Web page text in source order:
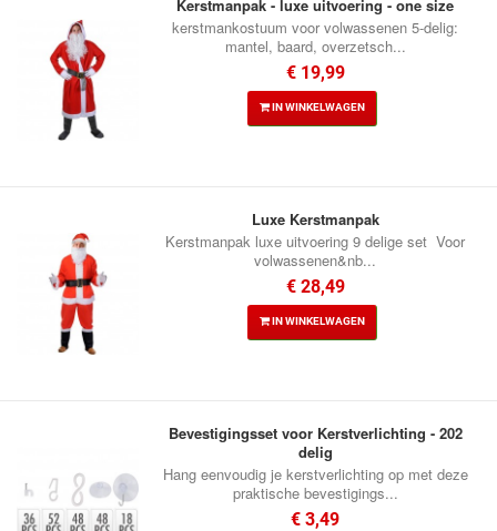
Kerstmanpak - luxe uitvoering - one size
kerstmankostuum voor volwassenen 5-delig:
mantel, baard, overzetsch...
€ 19,99
IN WINKELWAGEN
Luxe Kerstmanpak
Kerstmanpak luxe uitvoering 9 delige set Voor
volwassenen&nb...
€ 28,49
IN WINKELWAGEN
Bevestigingsset voor Kerstverlichting - 202
delig
Hang eenvoudig je kerstverlichting op met deze
praktische bevestigings...
€ 3,49